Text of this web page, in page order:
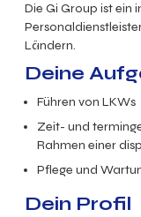
Die Gi Group ist ein
Ländern.
Deine
Führen von LKWs
Zeit- und
Rahmen einer
Pflege und
Dein Profil